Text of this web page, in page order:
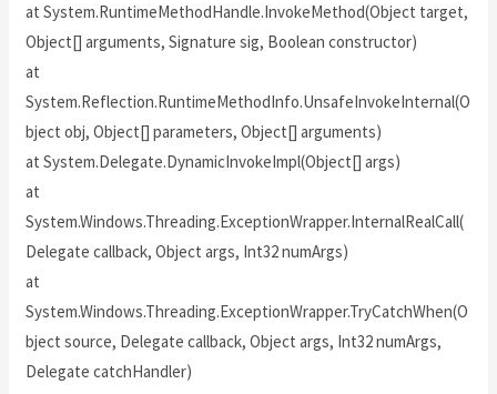
at System.RuntimeMethodHandle.InvokeMethod(Object target,
Object[] arguments, Signature sig, Boolean constructor)
at
System.Reflection.RuntimeMethodInfo.UnsafeInvokeInternal(O
bject obj, Object[] parameters, Object[] arguments)
at System.Delegate.DynamicInvokeImpl(Object[] args)
at
System.Windows.Threading.ExceptionWrapper.InternalRealCall(
Delegate callback, Object args, Int32 numArgs)
at
System.Windows.Threading.ExceptionWrapper.TryCatchWhen(O
bject source, Delegate callback, Object args, Int32 numArgs,
Delegate catchHandler)